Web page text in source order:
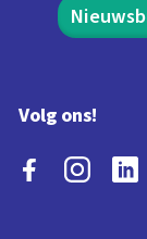
Volg ons!